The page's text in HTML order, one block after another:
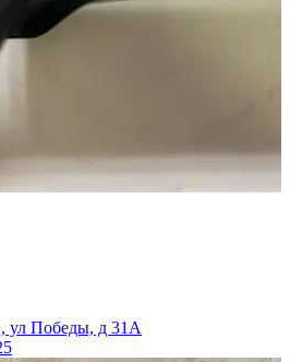
ул Победы, д 31А